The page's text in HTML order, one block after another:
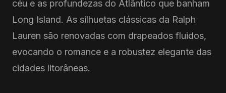
céu e as profundezas do Atlântico que banham
Long Island. As silhuetas clássicas da Ralph
Lauren são renovadas com drapeados fluidos,
evocando o romance e a robustez elegante das
cidades litorâneas.